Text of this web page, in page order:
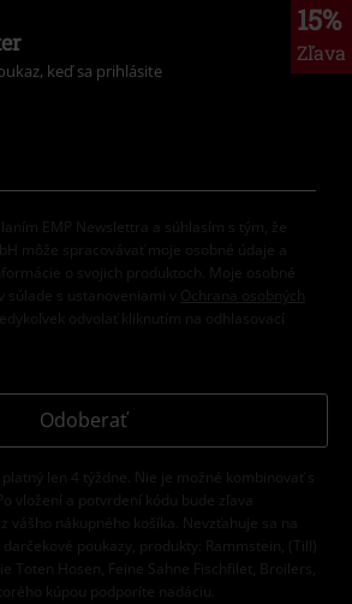
15%
Zľava
keď sa prihlásite
EMP Newslettra a súhlasím s tým, že
môže spracovávať moje osobné údaje a
o svojich produktoch. Moje osobné
s ustanoveniami v
Ochrana osobných
odvolať kliknutím na odhlasovací
Odoberať
len 4 týždne. Nie je možné kombinovať s
vložení a potvrdení kódu bude zľava
vášho nákupného košíka. Nevzťahuje sa na
poukazy, produkty: Rammstein, (Till)
Toten Hosen, Feine Sahne Fischfilet, Broilers,
kúpou podporíte nadáciu.